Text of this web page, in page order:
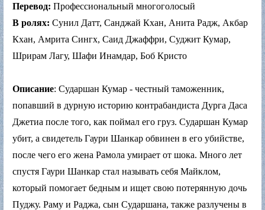
Перевод: Профессиональный многоголосый
В ролях: Сунил Датт, Санджай Кхан, Анита Радж, Акбар
Кхан, Амрита Сингх, Саид Джаффри, Суджит Кумар,
Шрирам Лагу, Шафи Инамдар, Боб Кристо
Описание: Сударшан Кумар - честный таможенник,
попавший в дурную историю контрабандиста Дурга Даса
Джетиа после того, как поймал его груз. Сударшан Кумар
убит, а свидетель Гаури Шанкар обвинен в его убийстве,
после чего его жена Рамола умирает от шока. Много лет
спустя Гаури Шанкар стал называть себя Майклом,
который помогает бедным и ищет свою потерянную дочь
Пуджу. Раму и Раджа, сын Сударшана, также разлучены в